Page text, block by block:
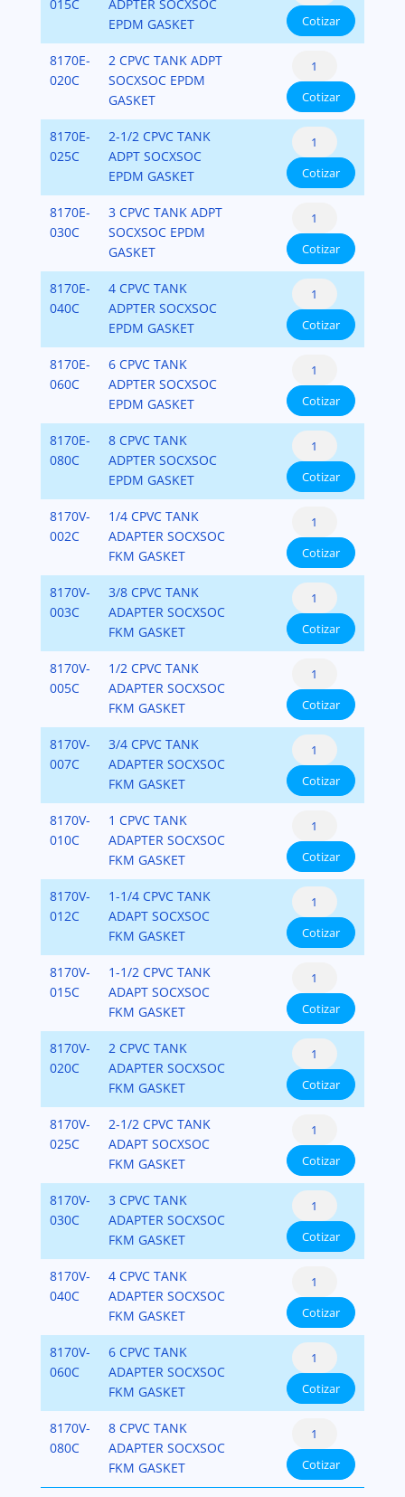
015C
ADPTER SOCXSOC
EPDM GASKET
Adapters
CPVC
SCH.80
cantidad
Cotizar
8170E-
020C
2 CPVC TANK ADPT
SOCXSOC EPDM
GASKET
Tank
Adapters
CPVC
SCH.80
cantidad
Cotizar
8170E-
025C
2-1/2 CPVC TANK
ADPT SOCXSOC
EPDM GASKET
Tank
Adapters
CPVC
SCH.80
cantidad
Cotizar
8170E-
030C
3 CPVC TANK ADPT
SOCXSOC EPDM
GASKET
Tank
Adapters
CPVC
SCH.80
cantidad
Cotizar
8170E-
040C
4 CPVC TANK
ADPTER SOCXSOC
EPDM GASKET
Tank
Adapters
CPVC
SCH.80
cantidad
Cotizar
8170E-
060C
6 CPVC TANK
ADPTER SOCXSOC
EPDM GASKET
Tank
Adapters
CPVC
SCH.80
cantidad
Cotizar
8170E-
080C
8 CPVC TANK
ADPTER SOCXSOC
EPDM GASKET
Tank
Adapters
CPVC
SCH.80
cantidad
Cotizar
8170V-
002C
1/4 CPVC TANK
ADAPTER SOCXSOC
FKM GASKET
Tank
Adapters
CPVC
SCH.80
cantidad
Cotizar
8170V-
003C
3/8 CPVC TANK
ADAPTER SOCXSOC
FKM GASKET
Tank
Adapters
CPVC
SCH.80
cantidad
Cotizar
8170V-
005C
1/2 CPVC TANK
ADAPTER SOCXSOC
FKM GASKET
Tank
Adapters
CPVC
SCH.80
cantidad
Cotizar
8170V-
007C
3/4 CPVC TANK
ADAPTER SOCXSOC
FKM GASKET
Tank
Adapters
CPVC
SCH.80
cantidad
Cotizar
8170V-
010C
1 CPVC TANK
ADAPTER SOCXSOC
FKM GASKET
Tank
Adapters
CPVC
SCH.80
cantidad
Cotizar
8170V-
012C
1-1/4 CPVC TANK
ADAPT SOCXSOC
FKM GASKET
Tank
Adapters
CPVC
SCH.80
cantidad
Cotizar
8170V-
015C
1-1/2 CPVC TANK
ADAPT SOCXSOC
FKM GASKET
Tank
Adapters
CPVC
SCH.80
cantidad
Cotizar
8170V-
020C
2 CPVC TANK
ADAPTER SOCXSOC
FKM GASKET
Tank
Adapters
CPVC
SCH.80
cantidad
Cotizar
8170V-
025C
2-1/2 CPVC TANK
ADAPT SOCXSOC
FKM GASKET
Tank
Adapters
CPVC
SCH.80
cantidad
Cotizar
8170V-
030C
3 CPVC TANK
ADAPTER SOCXSOC
FKM GASKET
Tank
Adapters
CPVC
SCH.80
cantidad
Cotizar
8170V-
040C
4 CPVC TANK
ADAPTER SOCXSOC
FKM GASKET
Tank
Adapters
CPVC
SCH.80
cantidad
Cotizar
8170V-
060C
6 CPVC TANK
ADAPTER SOCXSOC
FKM GASKET
Tank
Adapters
CPVC
SCH.80
cantidad
Cotizar
8170V-
080C
8 CPVC TANK
ADAPTER SOCXSOC
FKM GASKET
Tank
Adapters
CPVC
SCH.80
Cotizar